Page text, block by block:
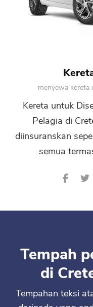
menyewa kereta
Kereta untuk
Pelagia di
diinsuranskan
semua
Tempah
di
Tempahan teksi